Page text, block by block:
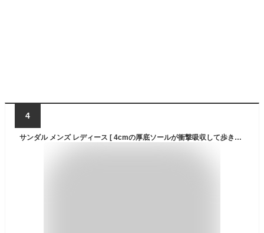
4
サンダル メンズ レディース [ 4cmの厚底ソールが衝撃吸収して歩きやすい 足の疲労を回復するリカバリーサンダル ] ビーチサンダル スポーツサンダル プール 夏 キャンプ アウトドア 外履き 厚底サンダル シャワーサンダル ベランダサンダル LAD WEATHER ラドウェザー